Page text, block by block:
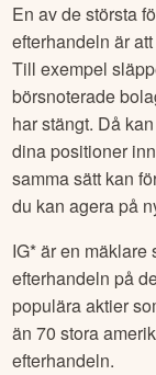
En av de största
efterhandeln är
Till exempel
börsnoterade
har stängt. Då
dina positioner
samma sätt kan
du kan agera på
IG* är en mäklare
efterhandeln på
populära aktier
än 70 stora
efterhandeln.